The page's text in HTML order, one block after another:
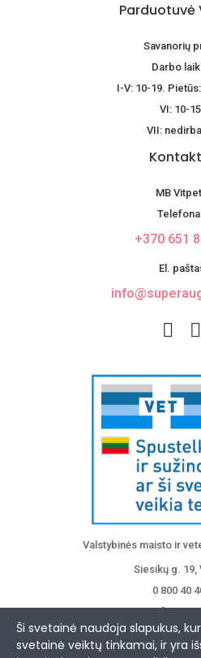
Parduotuvė
Savanorių
Darbo
I-V: 10-19.
VI: 10-
VII:
MB
+370 651
El.
Valstybinės maisto ir
Siesikų g. 19,
0 800 40
Ši svetainė naudoja slapukus,
svetainė veiktų tinkamai, ir yra